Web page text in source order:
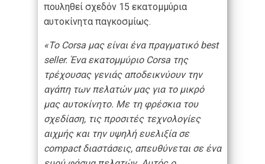
πουληθεί σχεδόν 15 εκατομμύρια
αυτοκίνητα παγκοσμίως.
«Το Corsa μας είναι ένα πραγματικό best
seller. Ένα εκατομμύριο Corsa της
τρέχουσας γενιάς αποδεικνύουν την
αγάπη των πελατών μας για το μικρό
μας αυτοκίνητο. Με τη φρέσκια του
σχεδίαση, τις προσιτές τεχνολογίες
αιχμής και την υψηλή ευελιξία σε
compact διαστάσεις, απευθύνεται σε ένα